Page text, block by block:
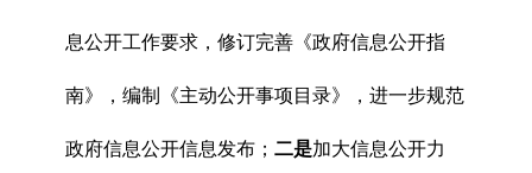
息公开工作要求，修订完善《政府信息公开指
南》，编制《主动公开事项目录》，进一步规范
政府信息公开信息发布； 二是加大信息公开力